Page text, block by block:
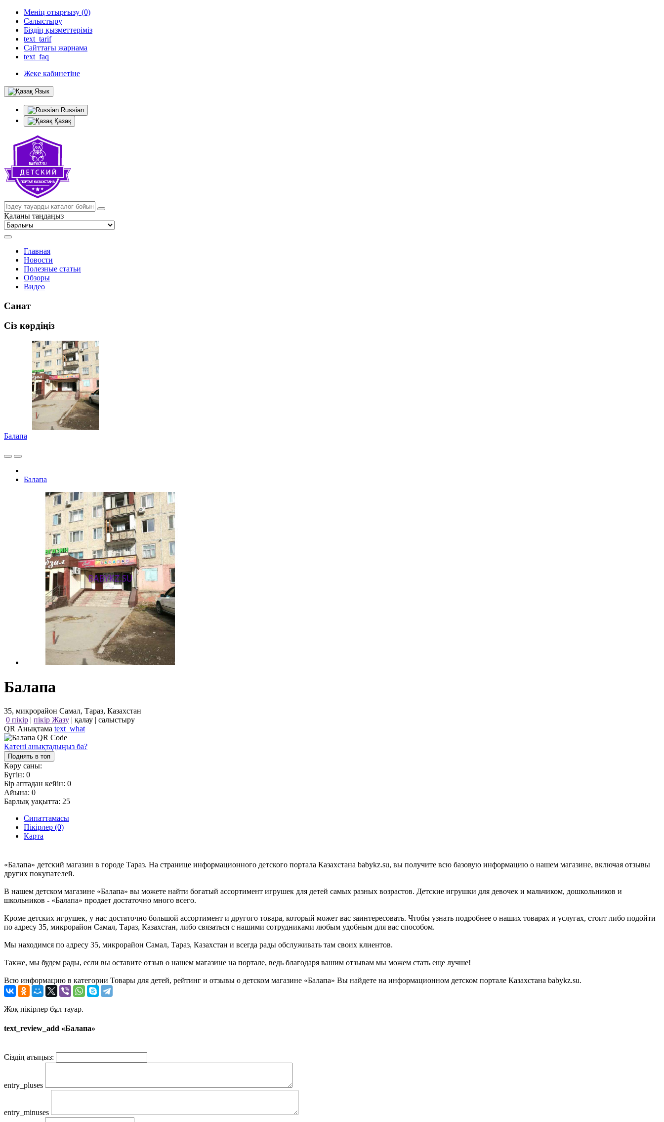
Менің отырғызу (0)
Салыстыру
Біздің қызметтеріміз
text_tarif
Сайттағы жарнама
text_faq
Жеке кабинетіне
Язык
Russian
Қазақ
Қаланы таңдаңыз
Главная
Новости
Полезные статьи
Обзоры
Видео
Санат
Сіз көрдіңіз
Балапа
Балапа
Балапа
35, микрорайон Самал, Тараз, Казахстан
0 пікір | пікір Жазу | қалау | салыстыру
QR Анықтама text_what
Қатені анықтадыңыз ба?
Поднять в топ
Көру саны:
Бүгін: 0
Бір аптадан кейін: 0
Айына: 0
Барлық уақытта: 25
Сипаттамасы
Пікірлер (0)
Карта
«Балапа» детский магазин в городе Тараз. На странице информационного детского портала Казахстана babykz.su, вы получите всю базовую информацию о нашем магазине, включая отзывы
других покупателей.
В нашем детском магазине «Балапа» вы можете найти богатый ассортимент игрушек для детей самых разных возрастов. Детские игрушки для девочек и мальчиком, дошкольников и
школьников - «Балапа» продает достаточно много всего.
Кроме детских игрушек, у нас достаточно большой ассортимент и другого товара, который может вас заинтересовать. Чтобы узнать подробнее о наших товарах и услугах, стоит либо подойти
по адресу 35, микрорайон Самал, Тараз, Казахстан, либо связаться с нашими сотрудниками любым удобным для вас способом.
Мы находимся по адресу 35, микрорайон Самал, Тараз, Казахстан и всегда рады обслуживать там своих клиентов.
Также, мы будем рады, если вы оставите отзыв о нашем магазине на портале, ведь благодаря вашим отзывам мы можем стать еще лучше!
Всю информацию в категории Товары для детей, рейтинг и отзывы о детском магазине «Балапа» Вы найдете на информационном детском портале Казахстана babykz.su.
Жоқ пікірлер бұл тауар.
text_review_add «Балапа»
Сіздің атыңыз:
entry_pluses
entry_minuses